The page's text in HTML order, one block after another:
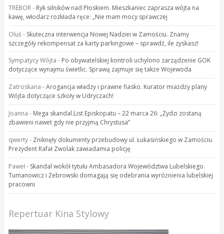
TREBOR- Ryk silników nad Płoskiem. Mieszkaniec zaprasza wójta na
kawę, włodarz rozkłada ręce: „Nie mam mocy sprawczej
Oluś - Skuteczna interwencja Nowej Nadziei w Zamościu. Znamy
szczegóły rekompensat za karty parkingowe – sprawdź, ile zyskasz!
Sympatycy Wójta - Po obywatelskiej kontroli uchylono zarządzenie GOK
dotyczące wynajmu świetlic. Sprawą zajmuje się także Wojewoda
Zatroskana -Arogancja władzy i prawne fiasko. Kurator miażdży plany
Wójta dotyczące szkoły w Udryczach!
Joanna - Mega skandal.List Episkopatu – 22 marca 26: „Żydzi zostaną
zbawieni nawet gdy nie przyjmą Chrystusa”
qwerty- Zniknęły dokumenty przebudowy ul. Łukasińskiego w Zamościu.
Prezydent Rafał Zwolak zawiadamia policję
Paweł- Skandal wokół tytułu Ambasadora Województwa Lubelskiego.
Tumanowicz i Żebrowski domagają się odebrania wyróżnienia lubelskiej
pracowni
Repertuar Kina Stylowy